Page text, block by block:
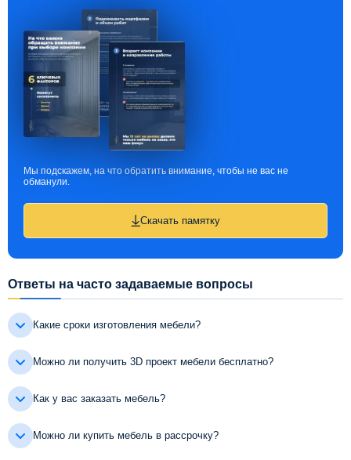
Мы подскажем, на что обратить внимание, чтобы не вас не
обманули.
Скачать памятку
Ответы на часто задаваемые вопросы
Какие сроки изготовления мебели?
Можно ли получить 3D проект мебели бесплатно?
Как у вас заказать мебель?
Можно ли купить мебель в рассрочку?